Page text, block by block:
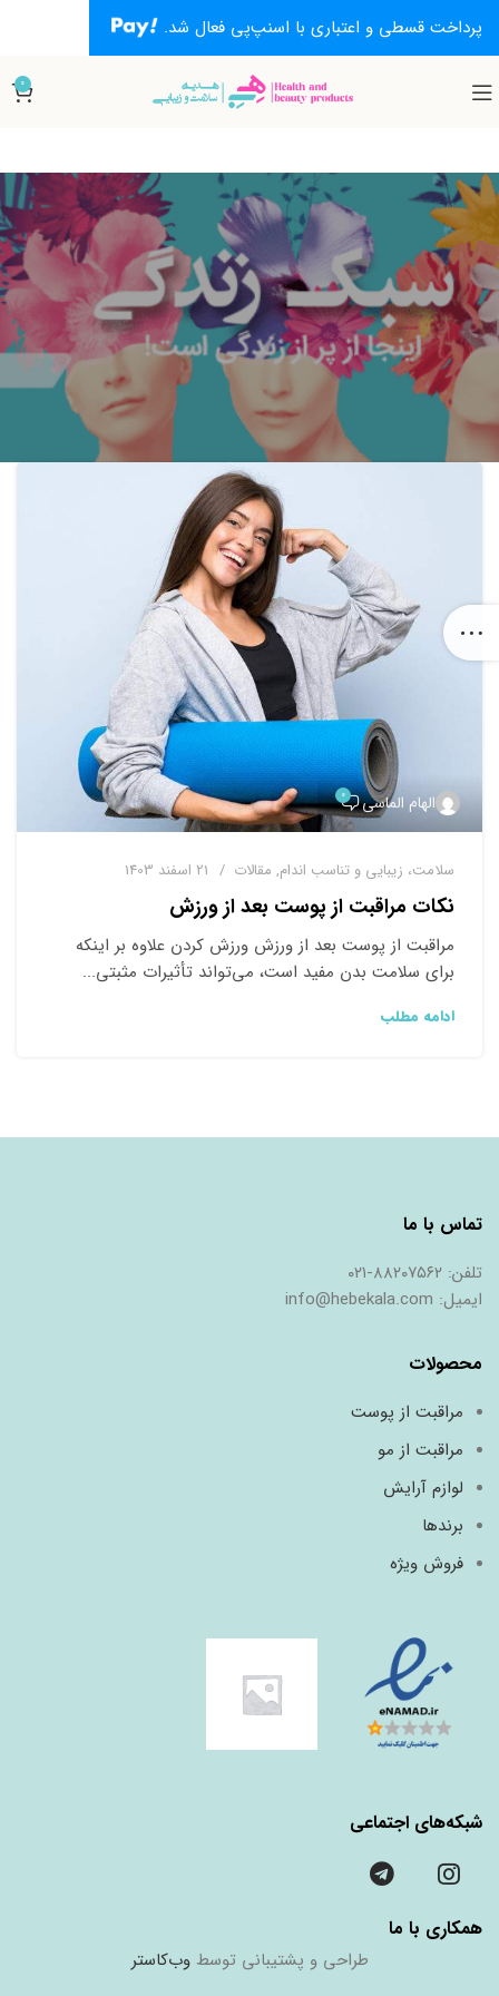
0
الهام الماسی ۰
ﺳﻼﻣﺖ، زﯾﺒﺎﯾﯽ و ﺗﻨﺎﺳﺐ اﻧﺪام, ﻣﻘﺎﻻت 21 اسفند 1403
نکات مراقبت از پوست بعد از ورزش
مراقبت از پوست بعد از ورزش ورزش کردن علاوه بر اینکه
برای سلامت بدن مفید است، می‌تواند تأثیرات مثبتی...
ادامه مطلب
شبکه‌های اجتماعی
همکاری با ما
محصولات
مراقبت از پوست
مراقبت از مو
لوازم آرایش
برندها
فروش ویژه
ﺗﻤﺎس ﺑﺎ ﻣﺎ
ﺗﻠﻔﻦ: ٨٨٢٠٧٥٦٢-٠٢١
اﯾﻤﯿﻞ: info@hebekala.com
طراحی و پشتیبانی توسطوب‌کاستر
پرداخت قسطی و اعتباری با اسنپ‌پی فعال شد.